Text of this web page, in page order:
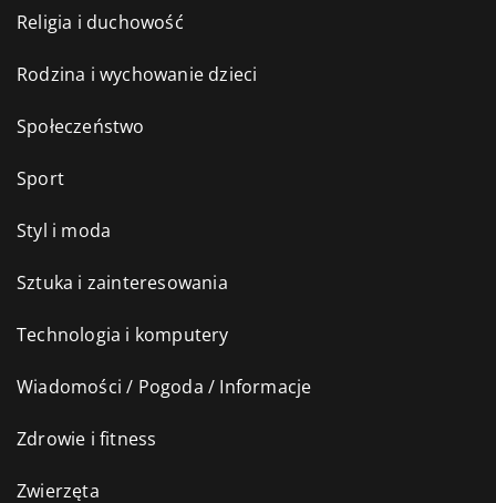
Religia i duchowość
Rodzina i wychowanie dzieci
Społeczeństwo
Sport
Styl i moda
Sztuka i zainteresowania
Technologia i komputery
Wiadomości / Pogoda / Informacje
Zdrowie i fitness
Zwierzęta